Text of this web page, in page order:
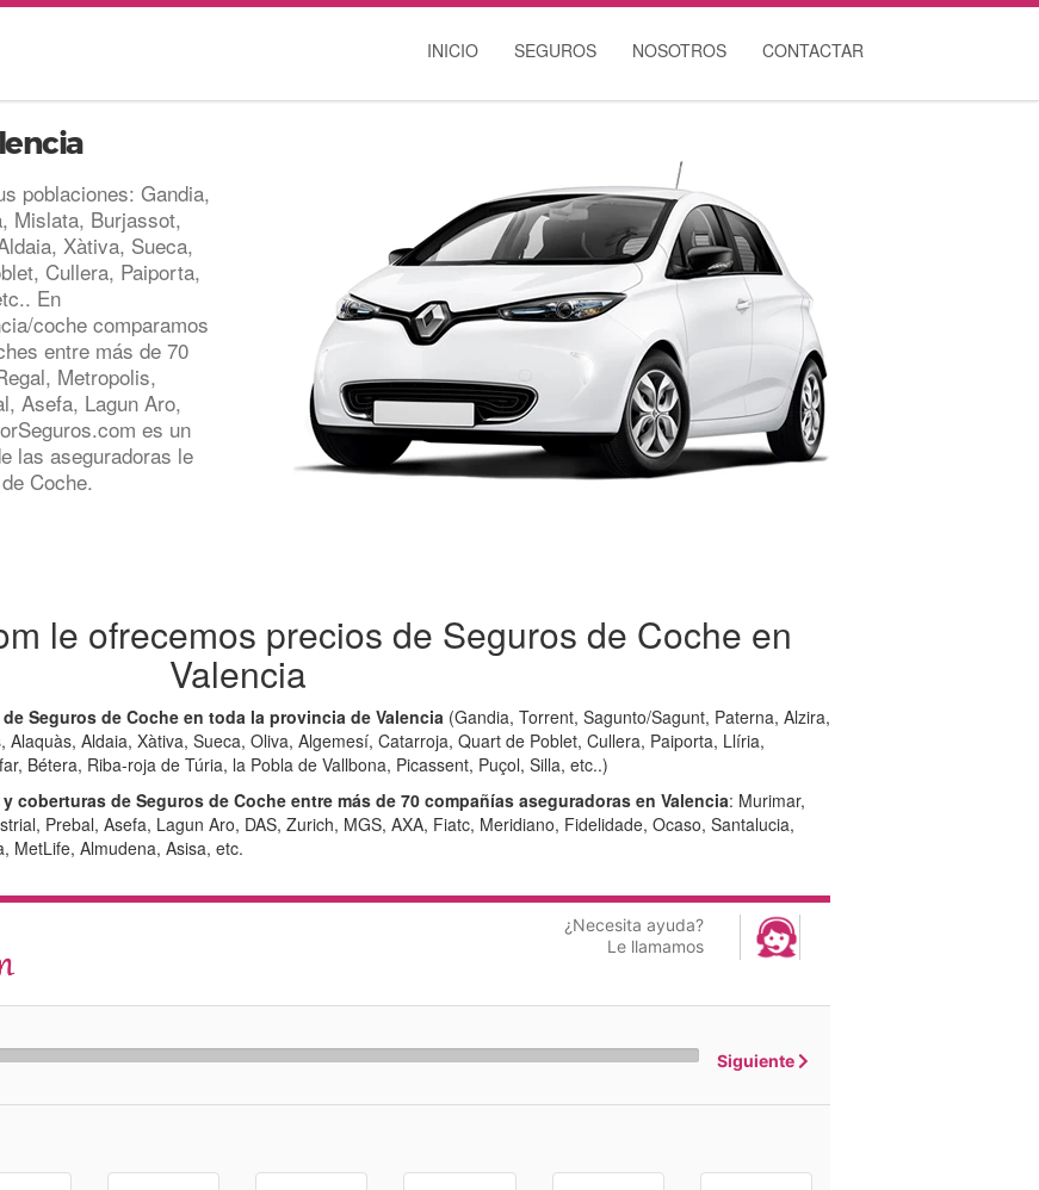
INICIO SEGUROS NOSOTROS CONTACTAR
poblaciones: Gandia,
Mislata, Burjassot,
Xàtiva, Sueca,
Cullera, Paiporta,
En
coche comparamos
entre más de 70
Metropolis,
Asefa, Lagun Aro,
es un
las aseguradoras le
Coche.
le ofrecemos precios de Seguros de Coche en
Valencia
Seguros de Coche en toda la provincia de Valencia (Gandia, Torrent, Sagunto/Sagunt, Paterna, Alzira,
Aldaia, Xàtiva, Sueca, Oliva, Algemesí, Catarroja, Quart de Poblet, Cullera, Paiporta, Llíria,
Bétera, Riba-roja de Túria, la Pobla de Vallbona, Picassent, Puçol, Silla, etc..)
coberturas de Seguros de Coche entre más de 70 compañías aseguradoras en Valencia: Murimar,
Prebal, Asefa, Lagun Aro, DAS, Zurich, MGS, AXA, Fiatc, Meridiano, Fidelidade, Ocaso, Santalucia,
MetLife, Almudena, Asisa, etc.
¿Necesita ayuda?
Le llamamos
Siguiente